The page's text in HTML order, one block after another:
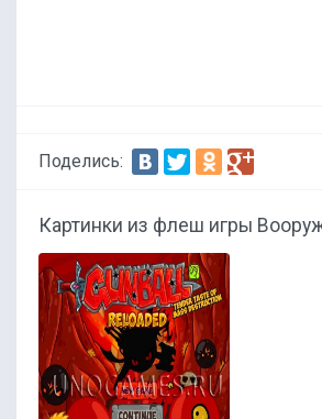
Поделись:
Картинки из флеш игры